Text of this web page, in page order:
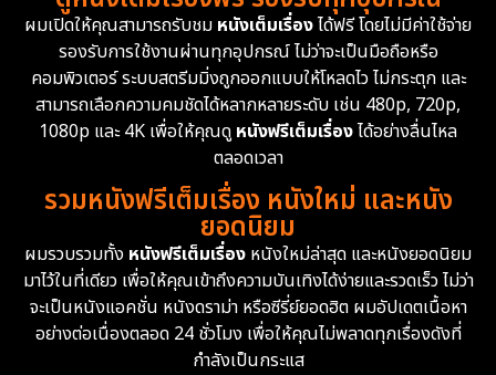
Emotional 61
Epic มหากาพย์ 219
Family ครอบครัว 366
Fantasy จินตนาการ 332
Fiction 9
ผมเปิดให้คุณสามารถรับชม หนังเต็มเรื่องได้ฟรี โดยไม่มีค่าใช้จ่าย
รองรับการใช้งานผ่านทุกอุปกรณ์ ไม่ว่าจะเป็นมือถือหรือ
คอมพิวเตอร์ ระบบสตรีมมิ่งถูกออกแบบให้โหลดไว ไม่กระตุก และ
สามารถเลือกความคมชัดได้หลากหลายระดับ เช่น 480p, 720p,
1080p และ 4K เพื่อให้คุณดูหนังฟรีเต็มเรื่องได้อย่างลื่นไหล
ตลอดเวลา
รวมหนังฟรีเต็มเรื่อง หนังใหม่ และหนัง
ยอดนิยม
ผมรวบรวมทั้ง หนังฟรีเต็มเรื่อง หนังใหม่ล่าสุด และหนังยอดนิยม
มาไว้ในที่เดียว เพื่อให้คุณเข้าถึงความบันเทิงได้ง่ายและรวดเร็ว ไม่ว่า
จะเป็นหนังแอคชั่น หนังดราม่า หรือซีรี่ย์ยอดฮิต ผมอัปเดตเนื้อหา
อย่างต่อเนื่องตลอด 24 ชั่วโมง เพื่อให้คุณไม่พลาดทุกเรื่องดังที่
กำลังเป็นกระแส